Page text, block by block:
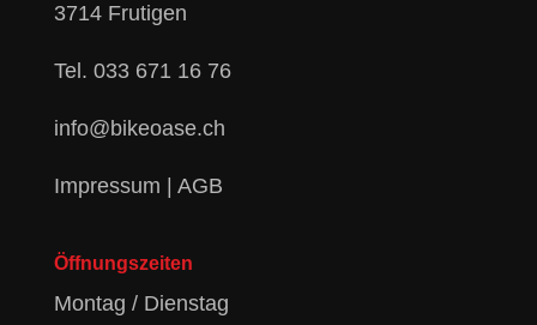
3714 Frutigen
Tel. 033 671 16 76
info@bikeoase.ch
Impressum AGB
Öffnungszeiten
Montag / Dienstag